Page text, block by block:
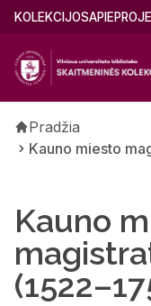
Pereiti
pagrindinį
turinį
Main
(lithuanian)
KOLEKCIJOSAPIE
Kelias
Pradžia
Kauno miesto
Kauno